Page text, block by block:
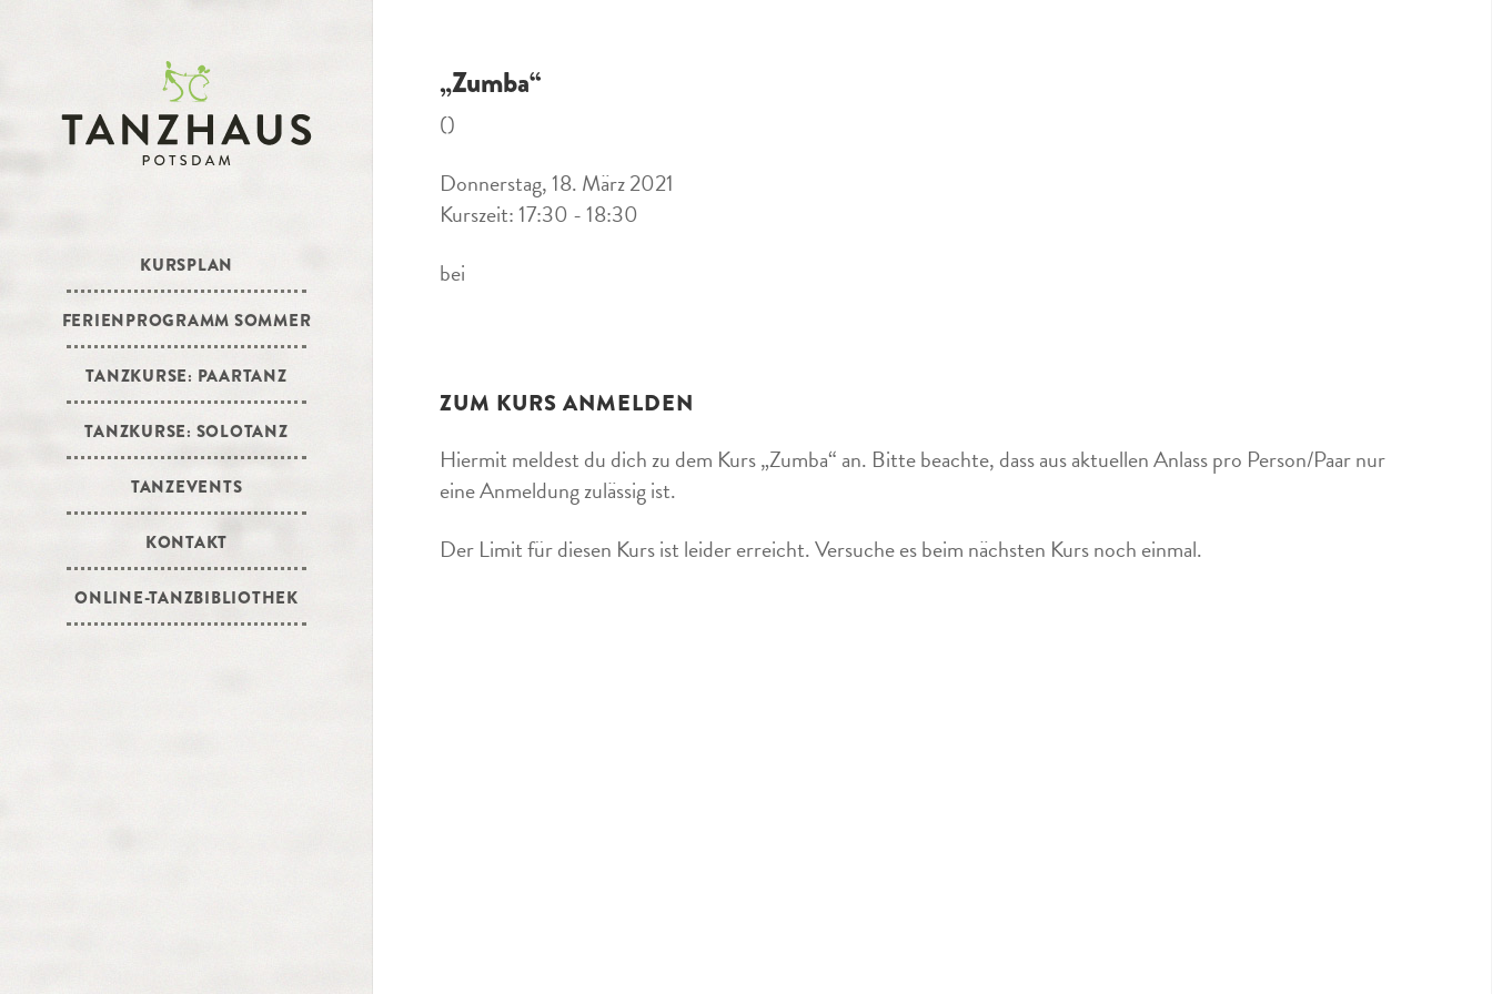
KURSPLAN
FERIENPROGRAMM SOMMER
TANZKURSE: PAARTANZ
TANZKURSE: SOLOTANZ
TANZEVENTS
KONTAKT
ONLINE-TANZBIBLIOTHEK
„Zumba“
()
Donnerstag, 18. März 2021
Kurszeit: 17:30 - 18:30
bei
ZUM KURS ANMELDEN
Hiermit meldest du dich zu dem Kurs „Zumba“ an. Bitte beachte, dass aus aktuellen Anlass pro Person/Paar nur
eine Anmeldung zulässig ist.
Der Limit für diesen Kurs ist leider erreicht. Versuche es beim nächsten Kurs noch einmal.